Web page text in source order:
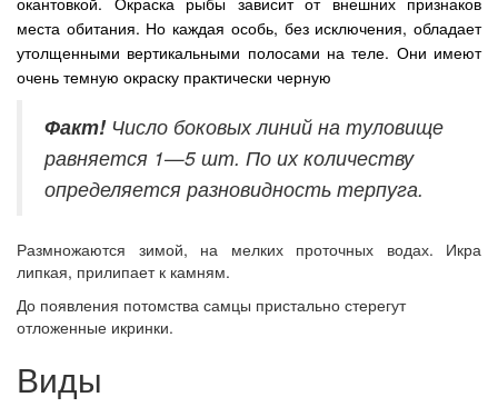
места обитания. Но каждая особь, без исключения, обладает
утолщенными вертикальными полосами на теле. Они имеют
очень темную окраску практически черную
Факт!Число боковых линий на туловище
равняется 1—5 шт. По их количеству
определяется разновидность терпуга.
Размножаются зимой, на мелких проточных водах. Икра
липкая, прилипает к камням.
До появления потомства самцы пристально стерегут
отложенные икринки.
Виды